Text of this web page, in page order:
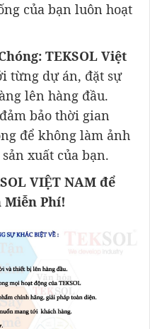
của bạn luôn hoạt
TEKSOL Việt
từng dự án, đặt sự
lên hàng đầu.
bảo thời gian
để không làm ảnh
xuất của bạn.
VIỆT NAM để
Miễn Phí!